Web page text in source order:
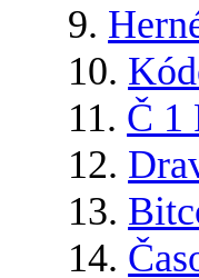
9.
10.
11. Č 1
12.
13.
14.